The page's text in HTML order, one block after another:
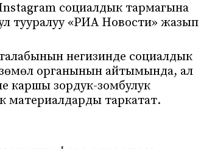
социалдык тармагына
тууралуу «РИА Новости» жазып
негизинде социалдык
органынын айтымында, ал
каршы зордук-зомбулук
таркатат.